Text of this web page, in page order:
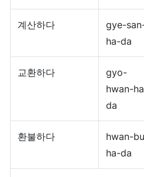
계산하다
gye-
ha-da
교환하다
gyo-
hwan-
da
환불하다
hwan-
ha-da